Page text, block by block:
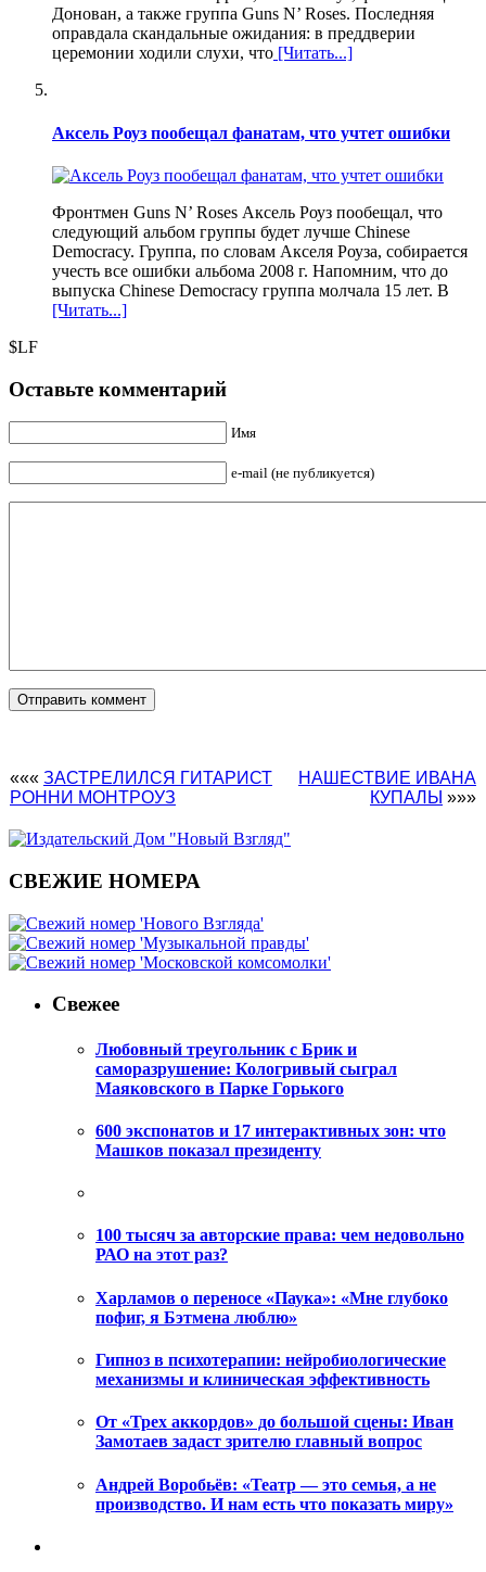
Донован, а также группа Guns N’ Roses. Последняя
оправдала скандальные ожидания: в преддверии
церемонии ходили слухи, что [Читать...]
Аксель Роуз пообещал фанатам, что учтет ошибки
Фронтмен Guns N’ Roses Аксель Роуз пообещал, что
следующий альбом группы будет лучше Chinese
Democracy. Группа, по словам Акселя Роуза, собирается
учесть все ошибки альбома 2008 г. Напомним, что до
выпуска Chinese Democracy группа молчала 15 лет. В
[Читать...]
$LF
Оставьте комментарий
Имя
e-mail (не публикуется)
««« ЗАСТРЕЛИЛСЯ ГИТАРИСТ
РОННИ МОНТРОУЗ
НАШЕСТВИЕ ИВАНА
КУПАЛЫ »»»
СВЕЖИЕ НОМЕРА
Свежее
Любовный треугольник с Брик и
саморазрушение: Кологривый сыграл
Маяковского в Парке Горького
600 экспонатов и 17 интерактивных зон: что
Машков показал президенту
100 тысяч за авторские права: чем недовольно
РАО на этот раз?
Харламов о переносе «Паука»: «Мне глубоко
пофиг, я Бэтмена люблю»
Гипноз в психотерапии: нейробиологические
механизмы и клиническая эффективность
От «Трех аккордов» до большой сцены: Иван
Замотаев задаст зрителю главный вопрос
Андрей Воробьёв: «Театр — это семья, а не
производство. И нам есть что показать миру»